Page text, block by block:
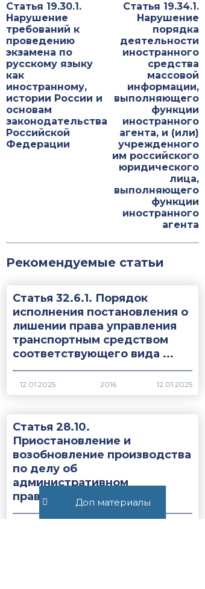
Доп материалы
Статья 19.30.1.
Нарушение
требований к
проведению
экзамена по
русскому языку
как
иностранному,
истории России и
основам
законодательства
Российской
Федерации
Статья 19.34.1.
Нарушение
порядка
деятельности
иностранного
средства
массовой
информации,
выполняющего
функции
иностранного
агента, и (или)
учрежденного
им российского
юридического
лица,
выполняющего
функции
иностранного
агента
Рекомендуемые статьи
Статья 32.6.1. Порядок
исполнения постановления о
лишении права управления
транспортным средством
соответствующего вида ...
2016
Статья 28.10.
Приостановление и
возобновление производства
по делу об
административном
правонарушении...